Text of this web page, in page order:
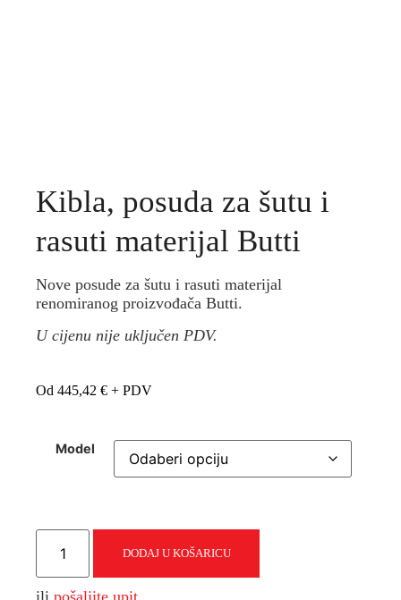
Kibla, posuda za šutu i
rasuti materijal Butti
Nove posude za šutu i rasuti materijal
renomiranog proizvođača Butti.
U cijenu nije uključen PDV.
Od 445,42 €
Model
Kibla,
posuda
šutu
i
DODAJ U KOŠARICU